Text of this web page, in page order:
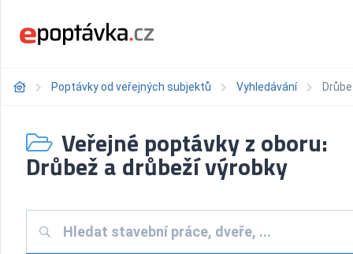
Poptávky od veřejných subjektů Vyhledávání
Veřejné poptávky z oboru:
Drůbež a drůbeží výrobky